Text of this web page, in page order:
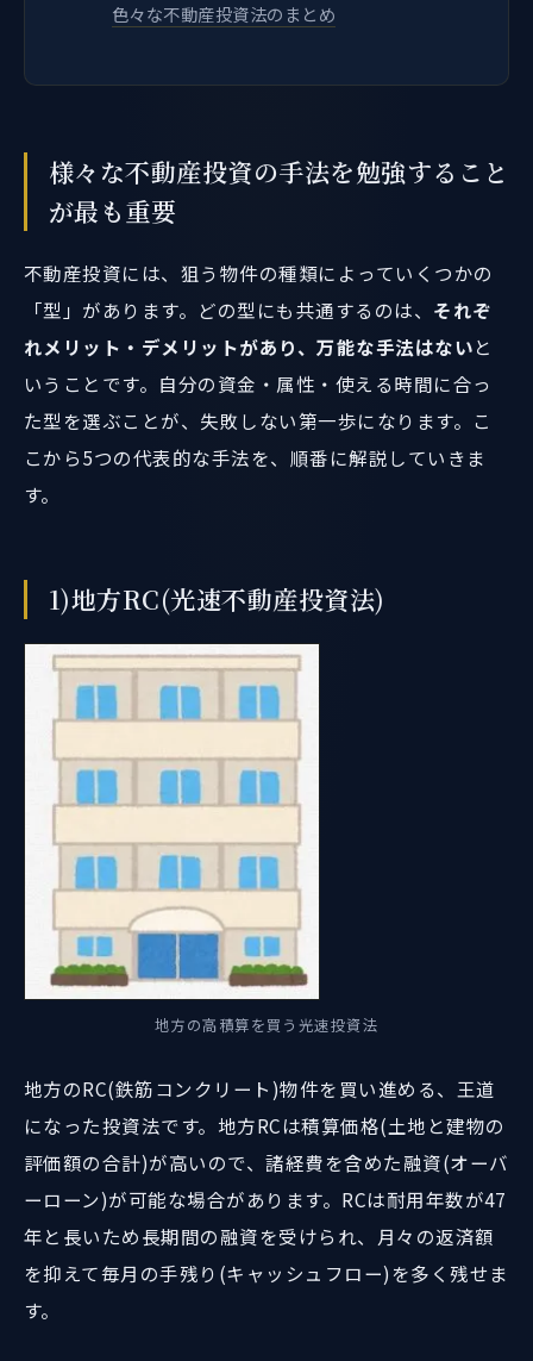
色々な不動産投資法のまとめ
様々な不動産投資の手法を勉強すること
が最も重要
不動産投資には、狙う物件の種類によっていくつかの
「型」があります。どの型にも共通するのは、 それぞ
れメリット・デメリットがあり、万能な手法はないと
いうことです。自分の資金・属性・使える時間に合っ
た型を選ぶことが、失敗しない第一歩になります。こ
こから5つの代表的な手法を、順番に解説していきま
す。
1)地方RC(光速不動産投資法)
地方の高積算を買う光速投資法
地方のRC(鉄筋コンクリート)物件を買い進める、王道
になった投資法です。地方RCは積算価格(土地と建物の
評価額の合計)が高いので、諸経費を含めた融資(オーバ
ーローン)が可能な場合があります。RCは耐用年数が47
年と長いため長期間の融資を受けられ、月々の返済額
を抑えて毎月の手残り(キャッシュフロー)を多く残せま
す。